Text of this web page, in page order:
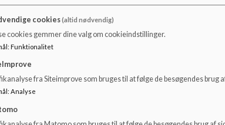
øjeudpegning og TTT (Tegn Til Tale), så alle
meningsfuldt.
Mange elever tilbydes desuden individuel
enkelte elevs kompetencer, udvikling og
rammer, hvor der er plads til både bevægelse,
I skolens afdeling for multihandicappede elever
Her skabes et roligt og sanseligt rum, hvor
cookies(altid nødvendig)
cookies gemmer dine valg om cookieindstillinger.
: Funktionalitet
fra Siteimprove som bruges til at følge de besøgendes brug
: Analyse